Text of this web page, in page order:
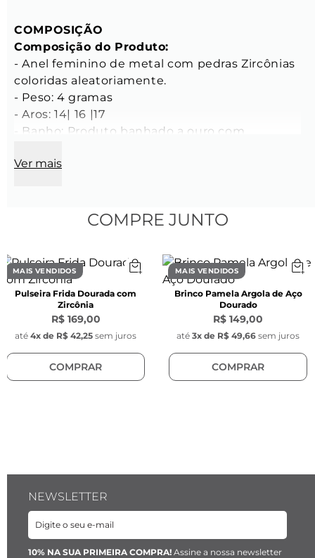
COMPOSIÇÃO
Composição do Produto:
- Anel feminino de metal com pedras Zircônias
coloridas aleatoriamente.
- Peso: 4 gramas
- Aros: 14| 16 |17
- Banho: Produto banhado a ouro com
- Diâmetro: 19 mm
- Material: Liga metálica
- Modelo:  Redondo com pedra colorida no
contorno
*Acabamentos em verniz garantem maior
durabilidade, protegendo a peça e ainda
reduzem as chances de reações alérgicas.
*Este produto não possui níquel em sua
Ver mais
COMPRE JUNTO
MAIS VENDIDOS
Pulseira Frida Dourada com
Zircônia
R$ 169,00
até 4x de R$ 42,25 sem juros
COMPRAR
MAIS VENDIDOS
Brinco Pamela Argola de Aço
Dourado
R$ 149,00
até 3x de R$ 49,66 sem juros
COMPRAR
NEWSLETTER
10% NA SUA PRIMEIRA COMPRA! Assine a nossa newsletter